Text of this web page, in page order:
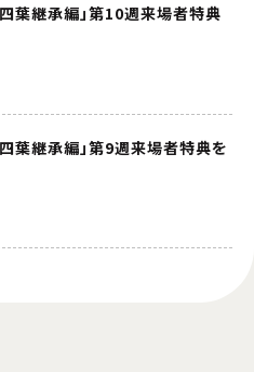
葉継承編」第10週来場者特典
葉継承編」第9週来場者特典を